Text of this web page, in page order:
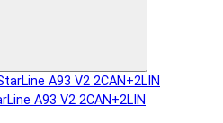
A93 V2 2CAN+2LIN